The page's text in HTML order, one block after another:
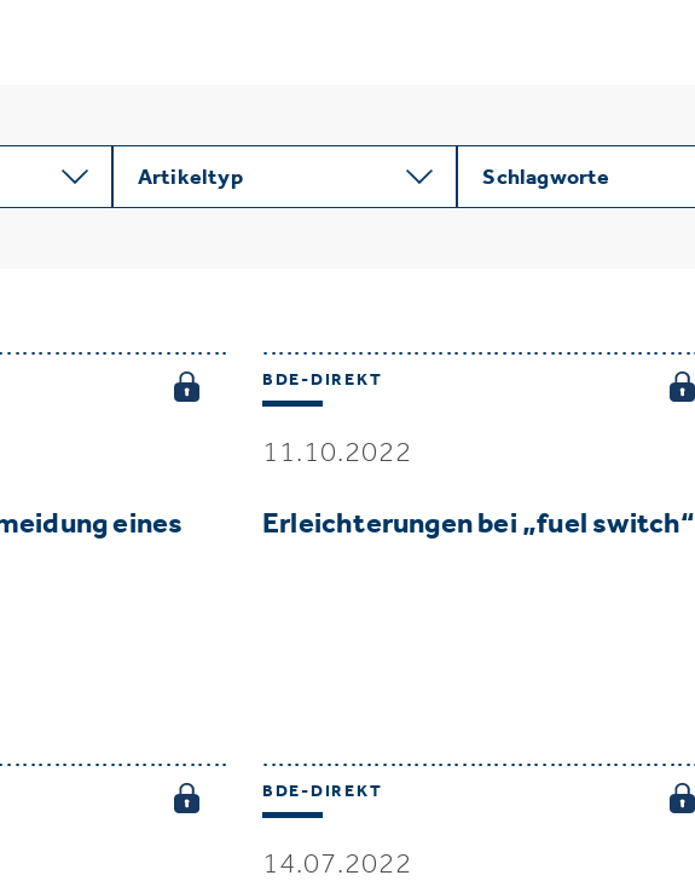
Artikeltyp Schlagworte
eines
BDE-DIREKT
11.10.2022
Erleichterungen bei „fuel switch“
BDE-DIREKT
14.07.2022